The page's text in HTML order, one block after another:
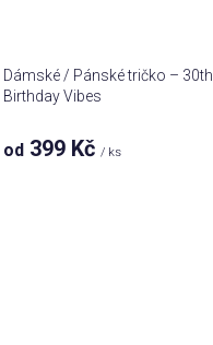
Dámské / Pánské tričko – 30th
Birthday Vibes
od 399 Kč / ks